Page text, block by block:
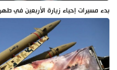
بدء مسيرات إحياء زيارة الأربعين في